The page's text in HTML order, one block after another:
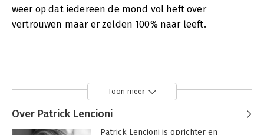
weer op dat iedereen de mond vol heft over
vertrouwen maar er zelden 100% naar leeft.
Toon meer
Over Patrick Lencioni
Patrick Lencioni is oprichter en